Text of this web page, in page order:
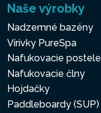
Naše výrobky
Nadzemné bazény
Vírivky PureSpa
Nafukovacie postele
Nafukovacie člny
Hojdačky
Paddleboardy (SUP)